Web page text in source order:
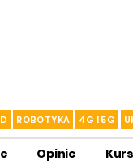
ROBOTYKA 4G I 5G
Opinie